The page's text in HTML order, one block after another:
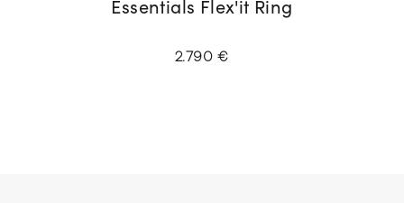
Essentials Flex'it Ring
2.790 €